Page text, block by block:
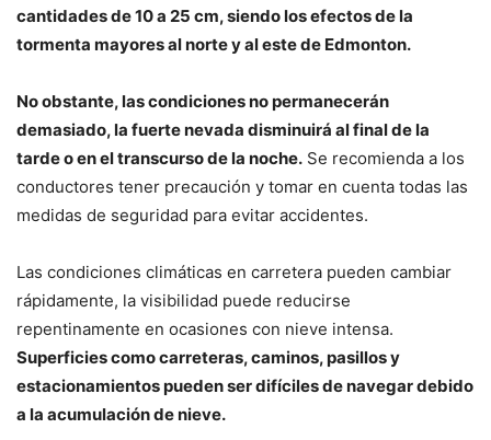
cantidades de 10 a 25 cm, siendo los efectos de la
tormenta mayores al norte y al este de Edmonton.
No obstante, las condiciones no permanecerán
demasiado, la fuerte nevada disminuirá al final de la
tarde o en el transcurso de la noche. Se recomienda a los
conductores tener precaución y tomar en cuenta todas las
medidas de seguridad para evitar accidentes.
Las condiciones climáticas en carretera pueden cambiar
rápidamente, la visibilidad puede reducirse
repentinamente en ocasiones con nieve intensa.
Superficies como carreteras, caminos, pasillos y
estacionamientos pueden ser difíciles de navegar debido
a la acumulación de nieve.